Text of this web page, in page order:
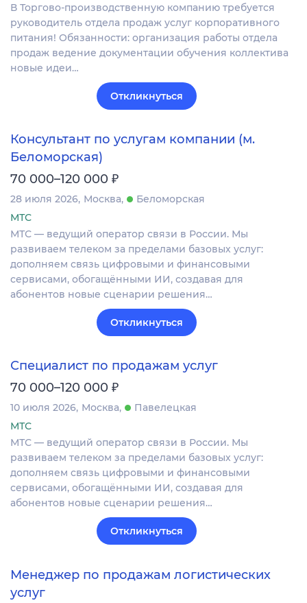
В Торгово-производственную компанию требуется
руководитель отдела продаж услуг корпоративного
питания! Обязанности: организация работы отдела
продаж ведение документации обучения коллектива
новые идеи…
Откликнуться
Консультант по услугам компании (м.
Беломорская)
70 000–120 000 ₽
28 июля 2026 Москва
Беломорская
МТС
МТС — ведущий оператор связи в России. Мы
развиваем телеком за пределами базовых услуг:
дополняем связь цифровыми и финансовыми
сервисами, обогащёнными ИИ, создавая для
абонентов новые сценарии решения…
Откликнуться
Специалист по продажам услуг
70 000–120 000 ₽
10 июля 2026 Москва
Павелецкая
МТС
МТС — ведущий оператор связи в России. Мы
развиваем телеком за пределами базовых услуг:
дополняем связь цифровыми и финансовыми
сервисами, обогащёнными ИИ, создавая для
абонентов новые сценарии решения…
Откликнуться
Менеджер по продажам логистических
услуг